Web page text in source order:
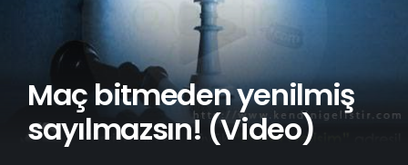
Maç bitmeden yenilmiş
sayılmazsın! (Video)